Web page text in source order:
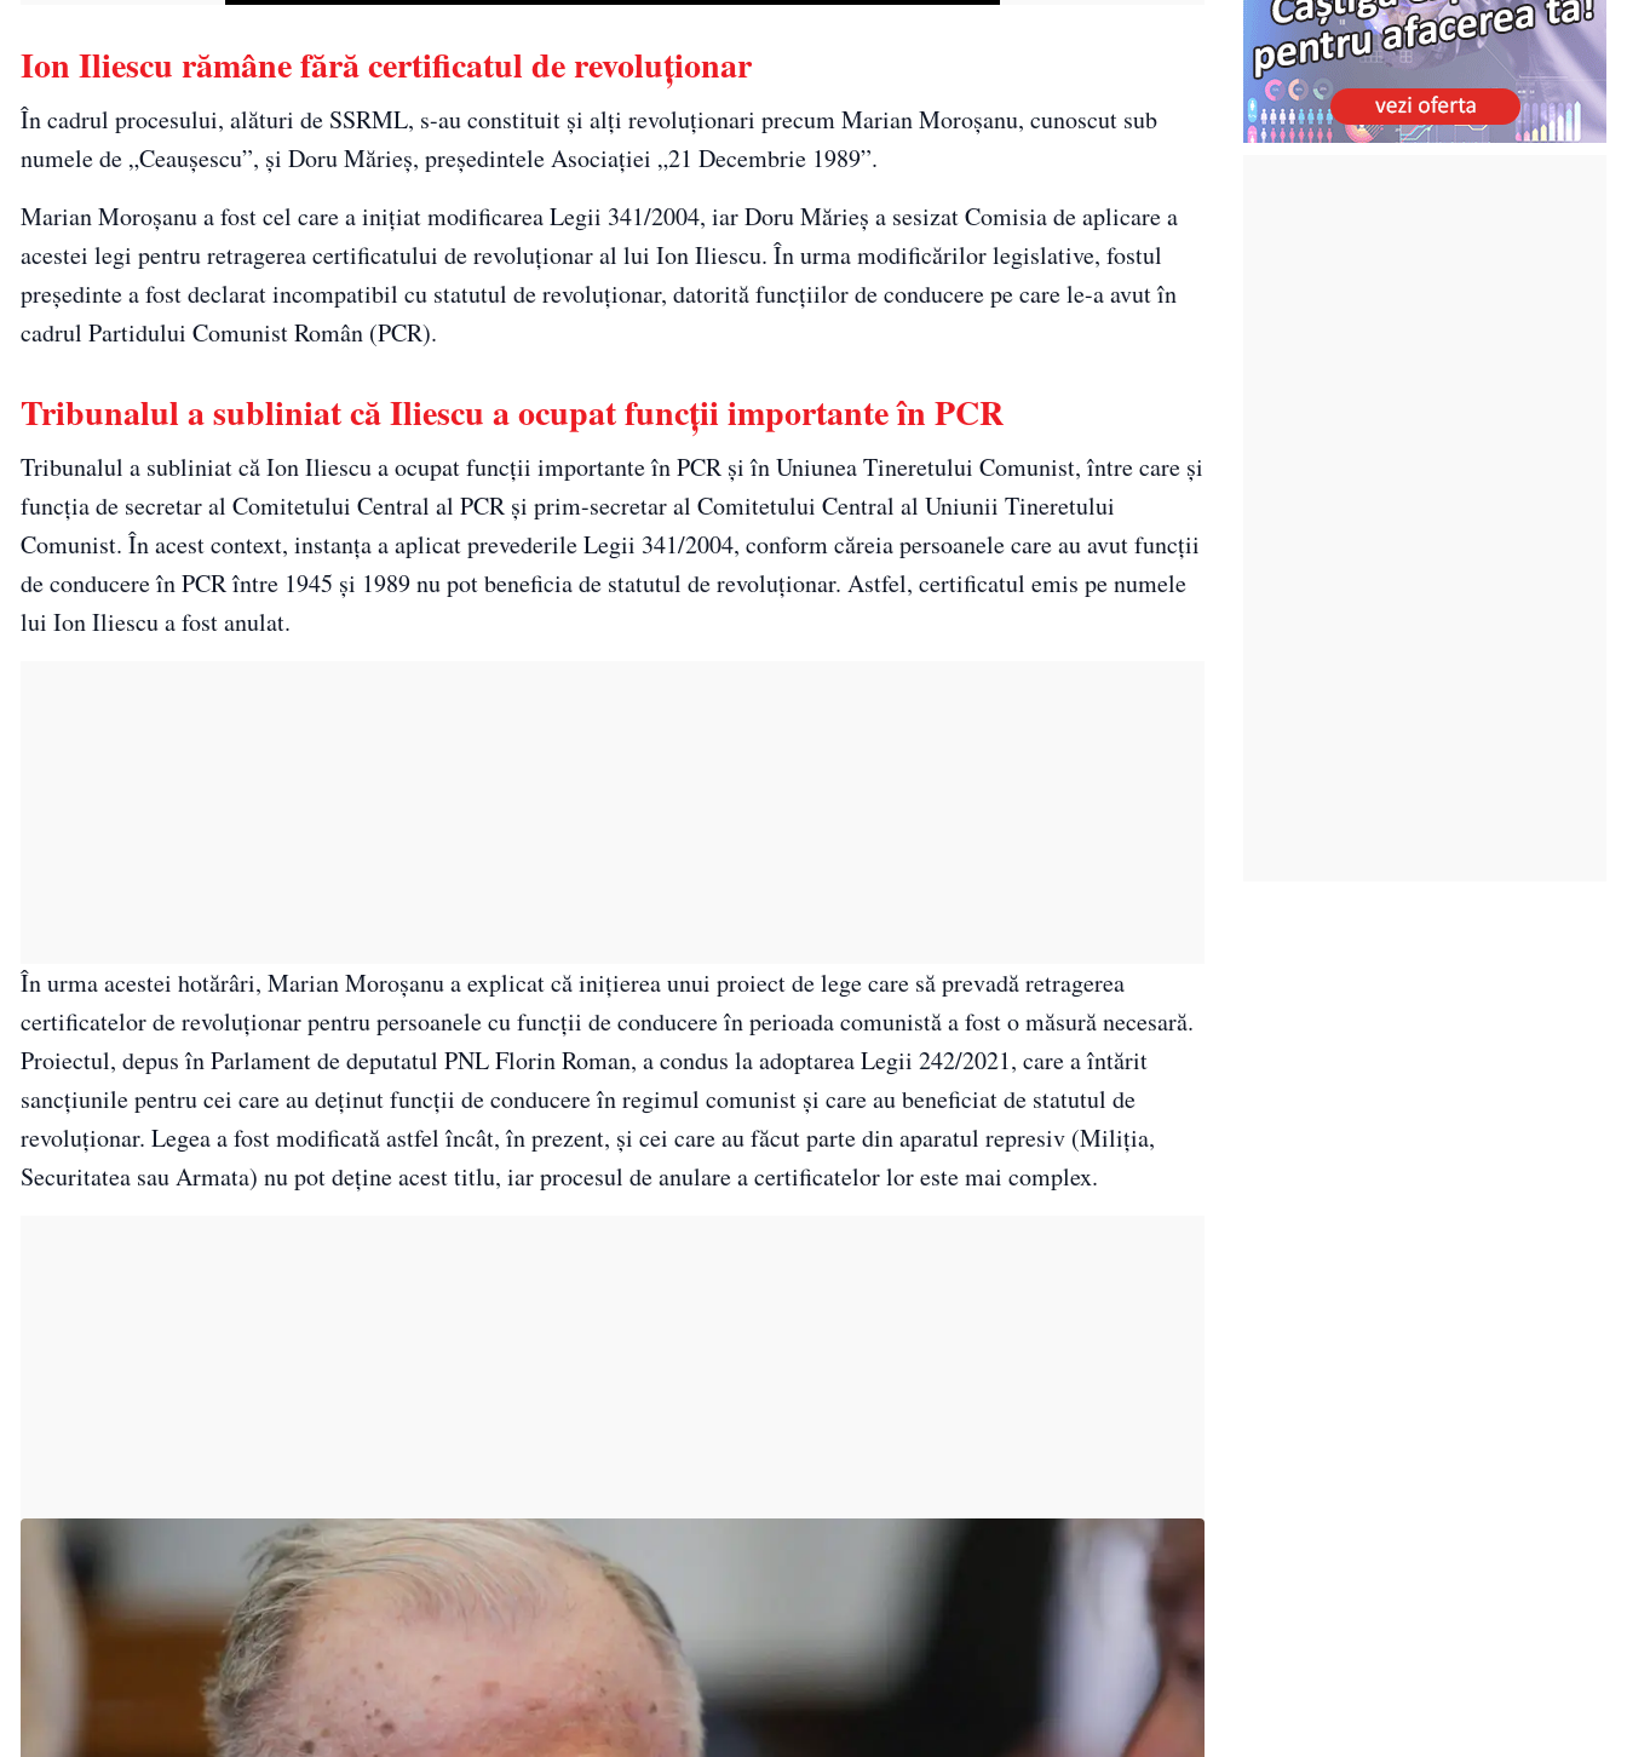
Ion Iliescu rămâne fără certificatul de revoluționar
În cadrul procesului, alături de SSRML, s-au constituit și alți revoluționari precum Marian Moroșanu, cunoscut sub
numele de „Ceaușescu”, și Doru Mărieș, președintele Asociației „21 Decembrie 1989”.
Marian Moroșanu a fost cel care a inițiat modificarea Legii 341/2004, iar Doru Mărieș a sesizat Comisia de aplicare a
acestei legi pentru retragerea certificatului de revoluționar al lui Ion Iliescu. În urma modificărilor legislative, fostul
președinte a fost declarat incompatibil cu statutul de revoluționar, datorită funcțiilor de conducere pe care le-a avut în
cadrul Partidului Comunist Român (PCR).
Tribunalul a subliniat că Iliescu a ocupat funcții importante în PCR
Tribunalul a subliniat că Ion Iliescu a ocupat funcții importante în PCR și în Uniunea Tineretului Comunist, între care și
funcția de secretar al Comitetului Central al PCR și prim-secretar al Comitetului Central al Uniunii Tineretului
Comunist. În acest context, instanța a aplicat prevederile Legii 341/2004, conform căreia persoanele care au avut funcții
de conducere în PCR între 1945 și 1989 nu pot beneficia de statutul de revoluționar. Astfel, certificatul emis pe numele
lui Ion Iliescu a fost anulat.
În urma acestei hotărâri, Marian Moroșanu a explicat că inițierea unui proiect de lege care să prevadă retragerea
certificatelor de revoluționar pentru persoanele cu funcții de conducere în perioada comunistă a fost o măsură necesară.
Proiectul, depus în Parlament de deputatul PNL Florin Roman, a condus la adoptarea Legii 242/2021, care a întărit
sancțiunile pentru cei care au deținut funcții de conducere în regimul comunist și care au beneficiat de statutul de
revoluționar. Legea a fost modificată astfel încât, în prezent, și cei care au făcut parte din aparatul represiv (Miliția,
Securitatea sau Armata) nu pot deține acest titlu, iar procesul de anulare a certificatelor lor este mai complex.